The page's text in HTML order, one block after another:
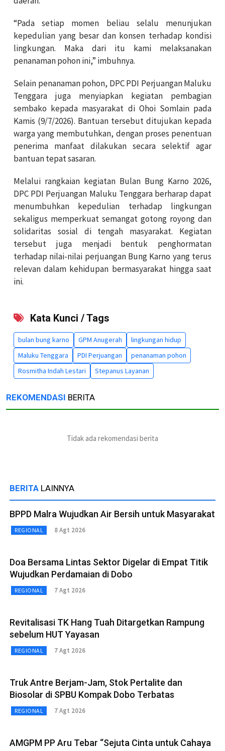
“Pada setiap momen beliau selalu menunjukan
kepedulian yang besar dan konsen terhadap kondisi
lingkungan. Maka dari itu kami melaksanakan
penanaman pohon ini,” imbuhnya.
Selain penanaman pohon, DPC PDI Perjuangan Maluku
Tenggara juga menyiapkan kegiatan pembagian
sembako kepada masyarakat di Ohoi Somlain pada
Kamis (9/7/2026). Bantuan tersebut ditujukan kepada
warga yang membutuhkan, dengan proses penentuan
penerima manfaat dilakukan secara selektif agar
bantuan tepat sasaran.
Melalui rangkaian kegiatan Bulan Bung Karno 2026,
DPC PDI Perjuangan Maluku Tenggara berharap dapat
menumbuhkan kepedulian terhadap lingkungan
sekaligus memperkuat semangat gotong royong dan
solidaritas sosial di tengah masyarakat. Kegiatan
tersebut juga menjadi bentuk penghormatan
terhadap nilai-nilai perjuangan Bung Karno yang terus
relevan dalam kehidupan bermasyarakat hingga saat
ini.
Kata Kunci / Tags
bulan bung karno GPM Anugerah
lingkungan hidup
Maluku Tenggara
PDI Perjuangan
penanaman pohon
Rosmitha Indah Lestari
Stepanus Layanan
REKOMENDASI BERITA
Tidak ada rekomendasi berita
BERITA LAINNYA
BPPD Malra Wujudkan Air Bersih untuk Masyarakat
REGIONAL 8 Agt 2026
Doa Bersama Lintas Sektor Digelar di Empat Titik
Wujudkan Perdamaian di Dobo
REGIONAL 7 Agt 2026
Revitalisasi TK Hang Tuah Ditargetkan Rampung
sebelum HUT Yayasan
REGIONAL 7 Agt 2026
Truk Antre Berjam-Jam, Stok Pertalite dan
Biosolar di SPBU Kompak Dobo Terbatas
REGIONAL 7 Agt 2026
AMGPM PP Aru Tebar “Sejuta Cinta untuk Cahaya